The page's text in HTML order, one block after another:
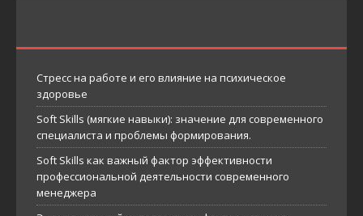
Стресс на работе и его влияние на психическое
здоровье
Soft Skills (мягкие навыки): значение для современного
специалиста и проблемы формирования.
Soft Skills как важный фактор эффективности
профессиональной деятельности современного
менеджера